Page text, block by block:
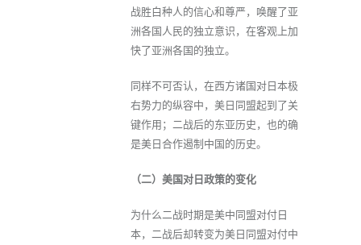
战胜白种人的信心和尊严，唤醒了亚
洲各国人民的独立意识，在客观上加
快了亚洲各国的独立。
同样不可否认，在西方诸国对日本极
右势力的纵容中，美日同盟起到了关
键作用；二战后的东亚历史，也的确
是美日合作遏制中国的历史。
（二）美国对日政策的变化
为什么二战时期是美中同盟对付日
本，二战后却转变为美日同盟对付中